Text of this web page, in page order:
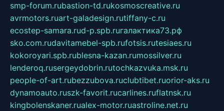
smp-forum.rubastion-td.rukosmoscreative.ru
avrmotors.ruart-galadesign.rutiffany-c.ru
ecostep-samara.rud-p.spb.ruгалактика73.рф
sko.com.rudavitamebel-spb.rufotsis.rutesiaes.ru
kokoroyari.spb.rublesna-kazan.rumossilver.ru
lenderoq.rusergeydobrin.rutochkazvuka.msk.ru
people-of-art.rubezzubova.ruclubtibet.ruorior-aks.ru
dynamoauto.ruszk-favorit.rucarlines.ruflatnsk.ru
kingbolenskaner.rualex-motor.ruastroline.net.ru